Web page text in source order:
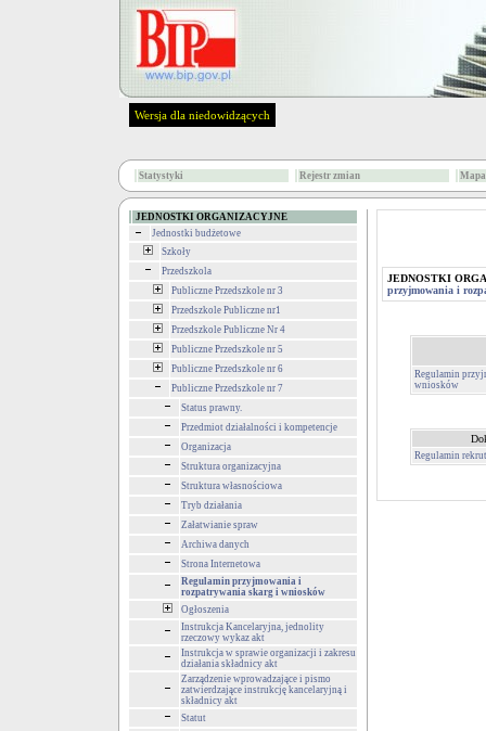
Wersja dla niedowidzących
Statystyki Rejestr zmian
JEDNOSTKI ORGANIZACYJNE
Jednostki budżetowe
Szkoły
Przedszkola
Publiczne Przedszkole nr 3
Przedszkole Publiczne nr1
Przedszkole Publiczne Nr 4
Publiczne Przedszkole nr 5
Publiczne Przedszkole nr 6
Publiczne Przedszkole nr 7
Status prawny.
Przedmiot działalności i kompetencje
Organizacja
Struktura organizacyjna
Struktura własnościowa
Tryb działania
Załatwianie spraw
Archiwa danych
Strona Internetowa
Regulamin przyjmowania i
rozpatrywania skarg i wniosków
Ogłoszenia
Instrukcja Kancelaryjna, jednolity
rzeczowy wykaz akt
Instrukcja w sprawie organizacji i zakresu
działania składnicy akt
Zarządzenie wprowadzające i pismo
zatwierdzające instrukcję kancelaryjną i
składnicy akt
Statut
JEDNOSTKI
przyjmowania i
Regulamin
wniosków
Regulamin